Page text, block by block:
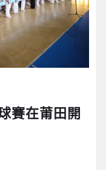
賽在莆田開